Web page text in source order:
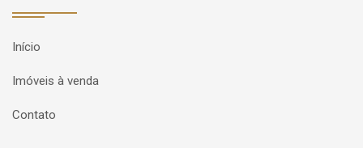
Início
Imóveis à venda
Contato